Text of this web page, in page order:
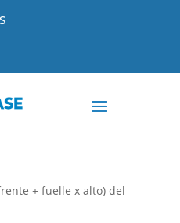
+ fuelle x alto) del